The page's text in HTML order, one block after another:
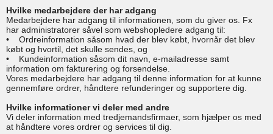
Hvilke medarbejdere der har adgang
Medarbejdere har adgang til informationen, som du giver os. Fx
har administratorer såvel som webshopledere adgang til:
• Ordreinformation såsom hvad der blev købt, hvornår det blev
købt og hvortil, det skulle sendes, og
• Kundeinformation såsom dit navn, e-mailadresse samt
information om fakturering og forsendelse.
Vores medarbejdere har adgang til denne information for at kunne
gennemføre ordrer, håndtere refunderinger og supportere dig.
Hvilke informationer vi deler med andre
Vi deler information med tredjemandsfirmaer, som hjælper os med
at håndtere vores ordrer og services til dig.